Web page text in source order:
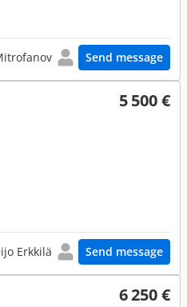
Send message
5 500 €
Erkkilä Send message
6 250 €